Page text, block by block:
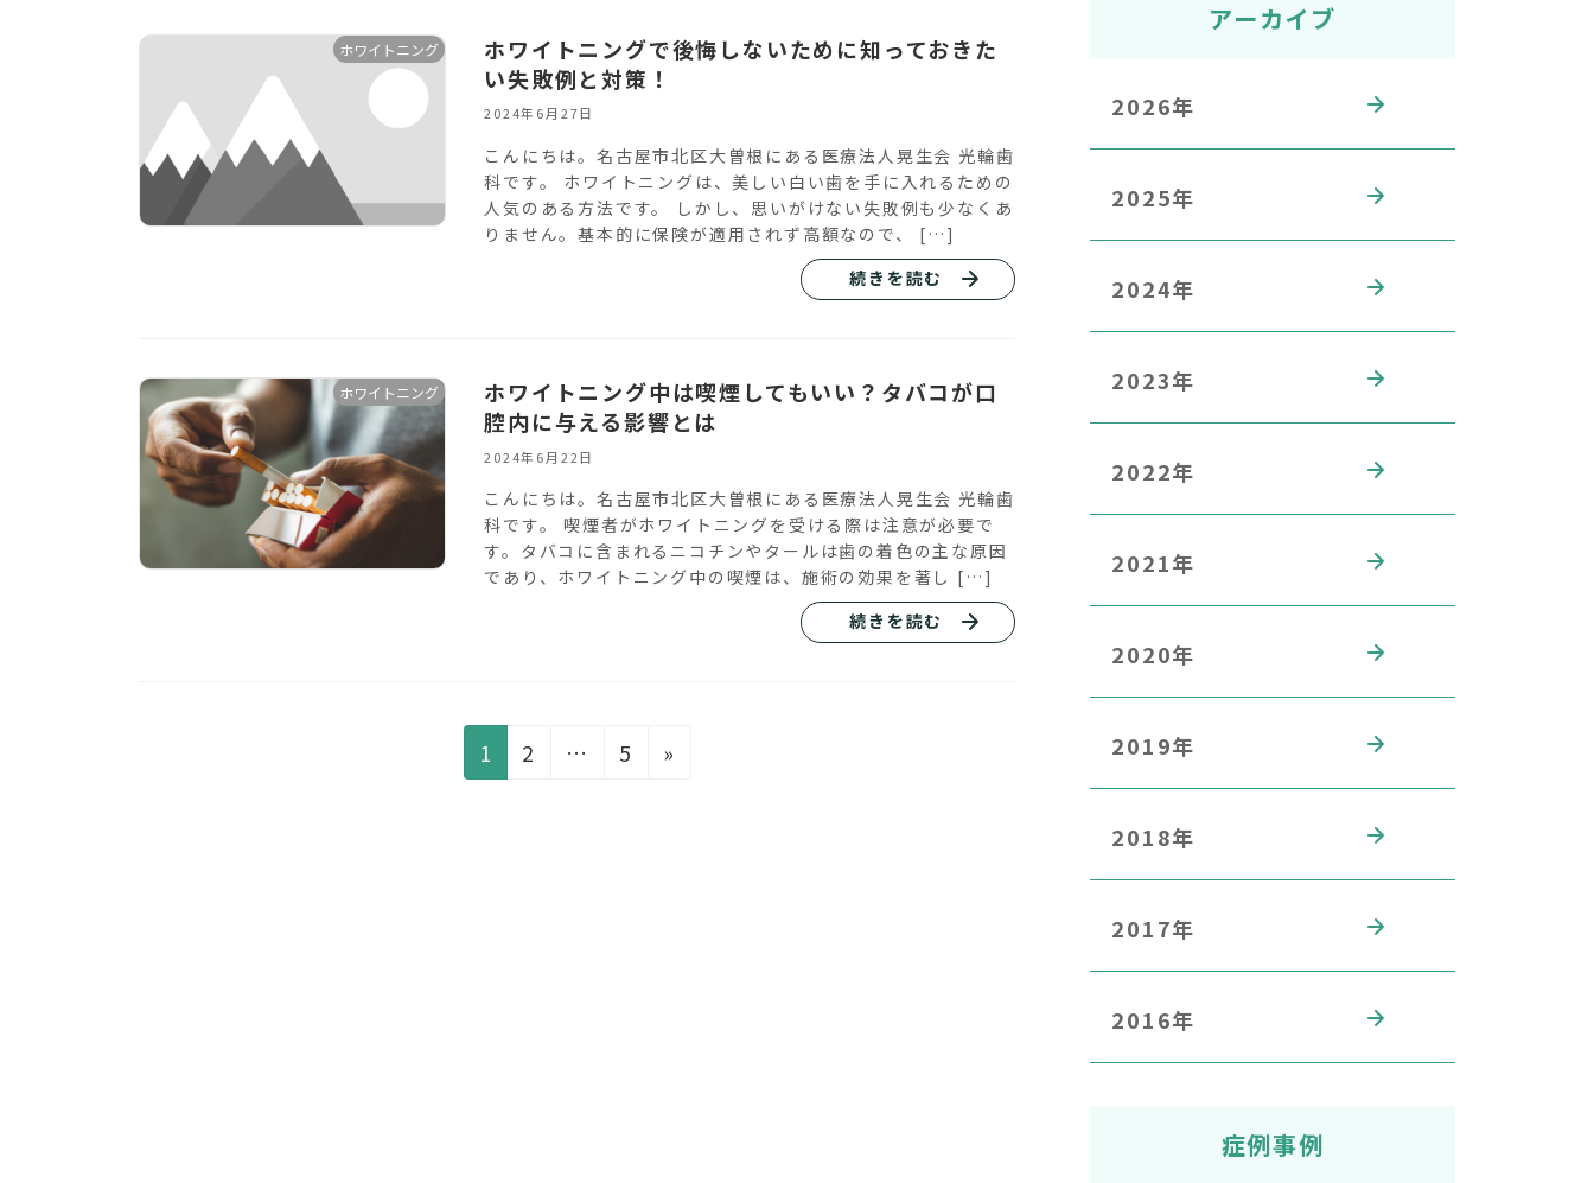
ホワイトニング
ホワイトニングで後悔しないために知っておきた
い失敗例と対策！
2024年6月27日
こんにちは。名古屋市北区大曽根にある医療法人晃生会 光輪歯
科です。 ホワイトニングは、美しい白い歯を手に入れるための
人気のある方法です。 しかし、思いがけない失敗例も少なくあ
りません。基本的に保険が適用されず高額なので、 […]
続きを読む
ホワイトニング
ホワイトニング中は喫煙してもいい？タバコが口
腔内に与える影響とは
2024年6月22日
こんにちは。名古屋市北区大曽根にある医療法人晃生会 光輪歯
科です。 喫煙者がホワイトニングを受ける際は注意が必要で
す。タバコに含まれるニコチンやタールは歯の着色の主な原因
であり、ホワイトニング中の喫煙は、施術の効果を著し […]
続きを読む
固
定
1
固
2 …
固
5 »
アーカイブ
2026年
2025年
2024年
2023年
2022年
2021年
2020年
2019年
2018年
2017年
2016年
症例事例